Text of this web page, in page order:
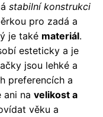
stabilní konstrukci
pro zadá a
je také materiál.
esteticky a je
jsou lehké a
preferencích a
ani na velikost a
věku a